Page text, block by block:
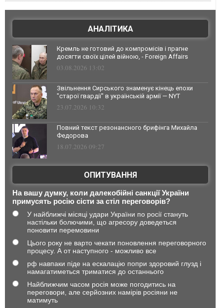
АНАЛІТИКА
Кремль не готовий до компромісів і прагне
досягти своїх цілей війною, - Foreign Affairs
03.08.2026 13:02
Звільнення Сирського знаменує кінець епохи
"старої гвардії" в українській армії — NYT
23.07.2026 10:32
Повний текст резонансного брифінга Михайла
Федорова
18.07.2026 09:27
ОПИТУВАННЯ
На вашу думку, коли далекобійні санкції України
примусять росію сісти за стіл переговорів?
У найближчі місяці удари України по росії стануть
настільки болючими, що агресору доведеться
поновити перемовини
Цього року не варто чекати поновлення переговорного
процесу. А от наступного - можливо все
рф навпаки піде на ескалацію попри здоровий глузд і
намагатиметься триматися до останнього
Найближчим часом росія може погодитись на
переговори, але серйозних намірів росіяни не
матимуть